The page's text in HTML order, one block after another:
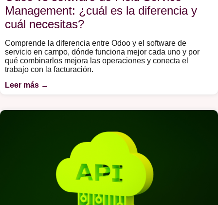
Management: ¿cuál es la diferencia y
cuál necesitas?
Comprende la diferencia entre Odoo y el software de
servicio en campo, dónde funciona mejor cada uno y por
qué combinarlos mejora las operaciones y conecta el
trabajo con la facturación.
Leer más →